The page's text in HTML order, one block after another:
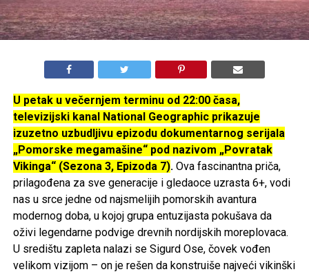
U petak u večernjem terminu od 22:00 časa,
televizijski kanal National Geographic prikazuje
izuzetno uzbudljivu epizodu dokumentarnog serijala
„Pomorske megamašine“ pod nazivom „Povratak
Vikinga“ (Sezona 3, Epizoda 7). Ova fascinantna priča,
prilagođena za sve generacije i gledaoce uzrasta 6+, vodi
nas u srce jedne od najsmelijih pomorskih avantura
modernog doba, u kojoj grupa entuzijasta pokušava da
oživi legendarne podvige drevnih nordijskih moreplovaca.
U središtu zapleta nalazi se Sigurd Ose, čovek vođen
velikom vizijom – on je rešen da konstruiše najveći vikinški